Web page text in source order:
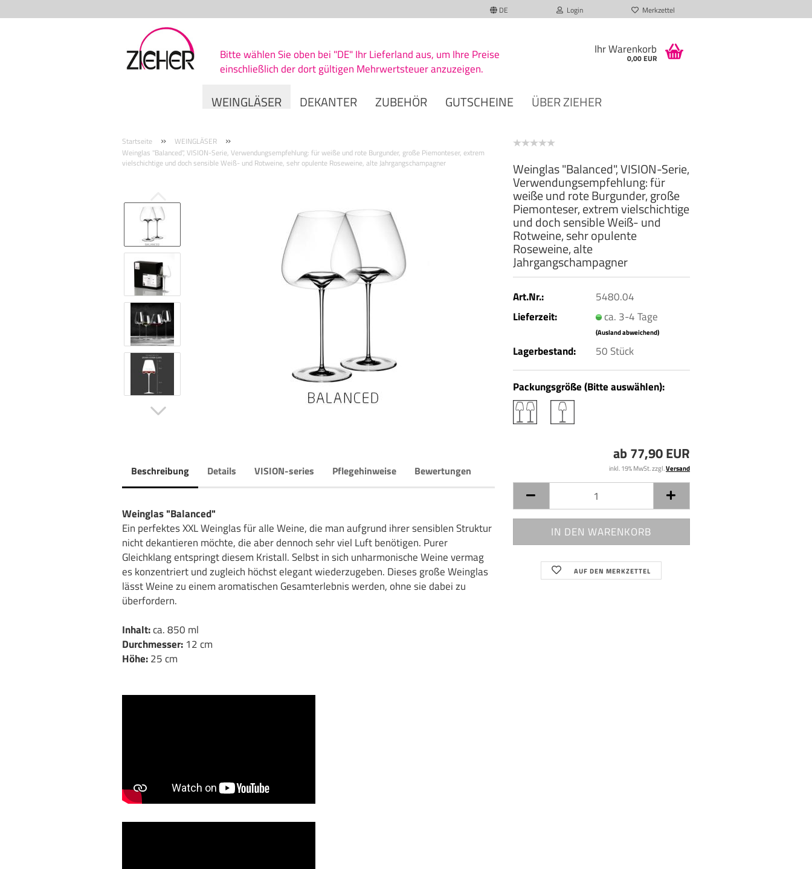
DE Login Merkzettel
Bitte wählen Sie oben bei "DE" Ihr Lieferland aus, um Ihre Preise
einschließlich der dort gültigen Mehrwertsteuer anzuzeigen.
Ihr Warenkorb
0,00 EUR
WEINGLÄSER DEKANTER ZUBEHÖR GUTSCHEINE ÜBER ZIEHER
Startseite » WEINGLÄSER »
Weinglas "Balanced", VISION-Serie, Verwendungsempfehlung: für weiße und rote Burgunder, große Piemonteser, extrem
vielschichtige und doch sensible Weiß- und Rotweine, sehr opulente Roseweine, alte Jahrgangschampagner
Weinglas "Balanced", VISION-Serie,
Verwendungsempfehlung: für
weiße und rote Burgunder, große
Piemonteser, extrem vielschichtige
und doch sensible Weiß- und
Rotweine, sehr opulente
Roseweine, alte
Jahrgangschampagner
Art.Nr.:
5480.04
Lieferzeit:
ca. 3-4 Tage
(Ausland abweichend)
Lagerbestand: 50 Stück
Packungsgröße (Bitte auswählen):
ab 77,90 EUR
inkl. 19% MwSt. zzgl.Versand
AUF DEN MERKZETTEL
Beschreibung Details VISION-series Pflegehinweise Bewertungen
Weinglas "Balanced"
Ein perfektes XXL Weinglas für alle Weine, die man aufgrund ihrer sensiblen Struktur
nicht dekantieren möchte, die aber dennoch sehr viel Luft benötigen. Purer
Gleichklang entspringt diesem Kristall. Selbst in sich unharmonische Weine vermag
es konzentriert und zugleich höchst elegant wiederzugeben. Dieses große Weinglas
lässt Weine zu einem aromatischen Gesamterlebnis werden, ohne sie dabei zu
überfordern.
Inhalt:ca. 850 ml
Durchmesser: 12 cm
Höhe:25 cm